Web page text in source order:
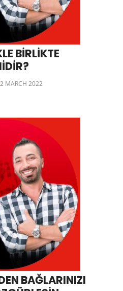
BİRLİKTE
MARCH 2022
BAĞLARINIZI